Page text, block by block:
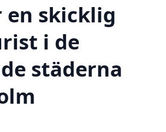
en skicklig
i de
städerna